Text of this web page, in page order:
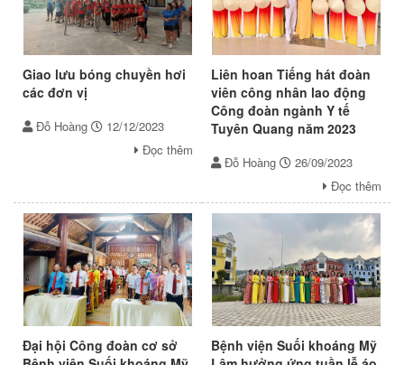
Giao lưu bóng chuyền hơi
các đơn vị
Đỗ Hoàng
12/12/2023
Đọc thêm
Liên hoan Tiếng hát đoàn
viên công nhân lao động
Công đoàn ngành Y tế
Tuyên Quang năm 2023
Đỗ Hoàng
26/09/2023
Đọc thêm
Đại hội Công đoàn cơ sở
Bệnh viện Suối khoáng Mỹ